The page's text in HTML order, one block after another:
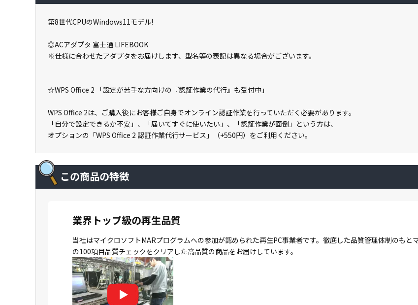
第8世代CPUのWindows11モデル!
◎ACアダプタ 富士通 LIFEBOOK
※仕様に合わせたアダプタをお届けします、型名等の表記は異なる場合がございます。
☆WPS Office 2 「設定が苦手な方向けの『認証作業の代行』も受付中」
WPS Office 2は、ご購入後にお客様ご自身でオンライン認証作業を行っていただく必要があります。
「自分で設定できるか不安」、「届いてすぐに使いたい」、「認証作業が面倒」という方は、
オプションの「WPS Office 2 認証作業代行サービス」（+550円）をご利用ください。
この商品の特徴
業界トップ級の再生品質
当社はマイクロソフトMARプログラムへの参加が認められた再生PC事業者です。徹底した品質管理体制のも
の100項目品質チェックをクリアした高品質の商品をお届けしています。